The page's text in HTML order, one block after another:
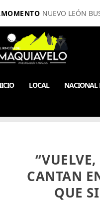
NUEVO LEÓN
LOCAL NACIONAL
CANTAN
QUE